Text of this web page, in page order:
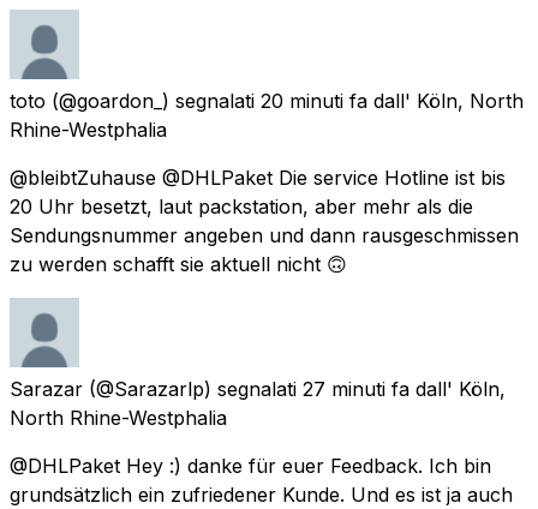
toto (@goardon_) segnalati 20 minuti fa dall' Köln, North
Rhine-Westphalia
@bleibtZuhause @DHLPaket Die service Hotline ist bis
20 Uhr besetzt, laut packstation, aber mehr als die
Sendungsnummer angeben und dann rausgeschmissen
zu werden schafft sie aktuell nicht 🙃
Sarazar (@Sarazarlp) segnalati 27 minuti fa dall' Köln,
North Rhine-Westphalia
@DHLPaket Hey :) danke für euer Feedback. Ich bin
grundsätzlich ein zufriedener Kunde. Und es ist ja auch